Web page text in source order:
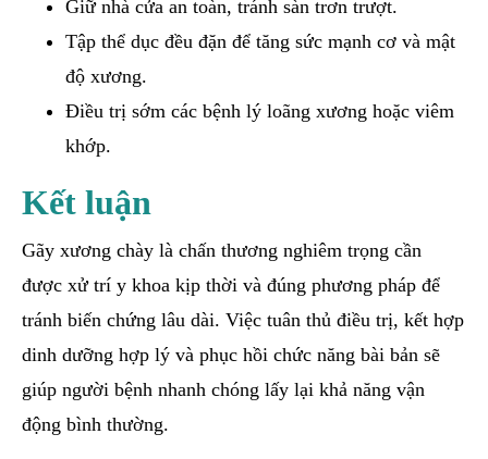
Giữ nhà cửa an toàn, tránh sàn trơn trượt.
Tập thể dục đều đặn để tăng sức mạnh cơ và mật
độ xương.
Điều trị sớm các bệnh lý loãng xương hoặc viêm
khớp.
Kết luận
Gãy xương chày là chấn thương nghiêm trọng cần
được xử trí y khoa kịp thời và đúng phương pháp để
tránh biến chứng lâu dài. Việc tuân thủ điều trị, kết hợp
dinh dưỡng hợp lý và phục hồi chức năng bài bản sẽ
giúp người bệnh nhanh chóng lấy lại khả năng vận
động bình thường.